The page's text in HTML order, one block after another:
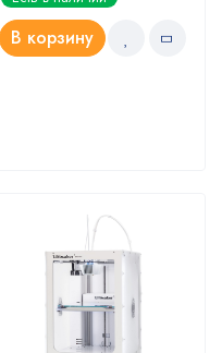
4.67из 5
В корзину